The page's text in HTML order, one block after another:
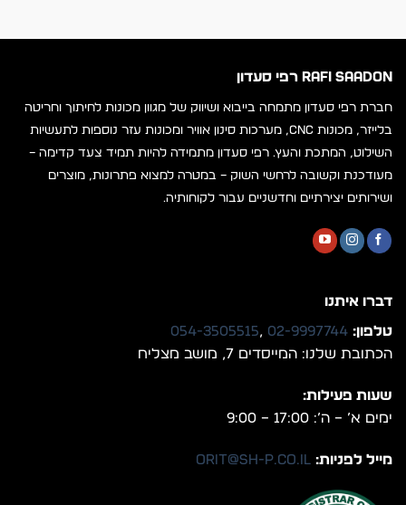
RAFI SAADON רפי סעדון
חברת רפי סעדון מתמחה בייבוא ושיווק של מגוון מכונות לחיתוך וחריטה
בלייזר, מכונות CNC, מערכות סינון אוויר ומכונות עזר נוספות לתעשיות
השילוט, המתכת והעץ. רפי סעדון מתמידה להיות תמיד צעד קדימה –
מעודכנת וקשובה לרחשי השוק – במטרה למצוא פתרונות, מוצרים
ושירותים יצירתיים וחדשניים עבור לקוחותיה.
דברו איתנו
טלפון: 02-9997744
,
054-3505515
הכתובת שלנו: המייסדים 7, מושב מצליח
שעות פעילות:
ימים א’ – ה’: 17:00 – 9:00
מייל לפניות: orit@sh-p.co.il